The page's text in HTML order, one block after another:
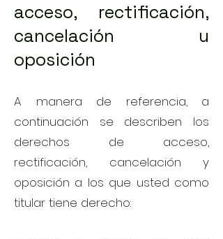
acceso, rectificación,
cancelación u
oposición
A manera de referencia, a
continuación se describen los
derechos de acceso,
rectificación, cancelación y
oposición a los que usted como
titular tiene derecho: